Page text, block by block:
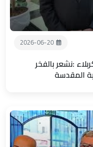
2026-06-20
:نشعر بالفخر
المقدسة